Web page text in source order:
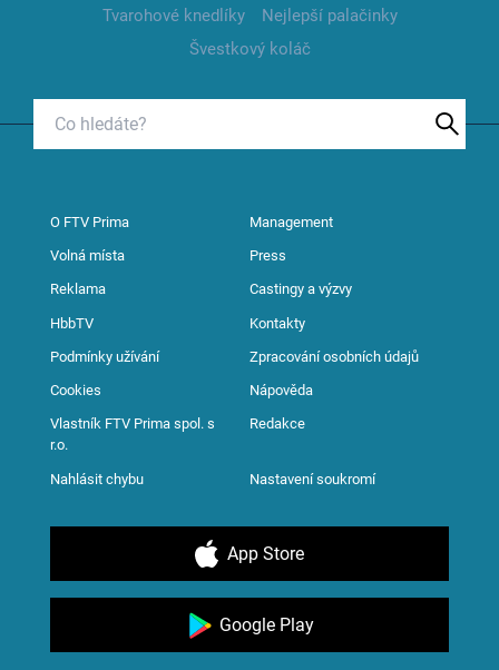
Tvarohové knedlíky
Nejlepší palačinky
Švestkový koláč
O FTV Prima Management
Volná místa Press
Reklama Castingy a výzvy
HbbTV Kontakty
Podmínky užívání Zpracování osobních údajů
Cookies Nápověda
Vlastník FTV Prima spol. s
r.o.
Redakce
Nahlásit chybu Nastavení soukromí
App Store
Google Play